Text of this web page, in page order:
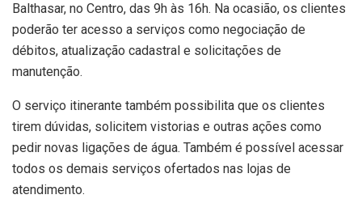
Balthasar, no Centro, das 9h às 16h. Na ocasião, os clientes
poderão ter acesso a serviços como negociação de
débitos, atualização cadastral e solicitações de
manutenção.
O serviço itinerante também possibilita que os clientes
tirem dúvidas, solicitem vistorias e outras ações como
pedir novas ligações de água. Também é possível acessar
todos os demais serviços ofertados nas lojas de
atendimento.